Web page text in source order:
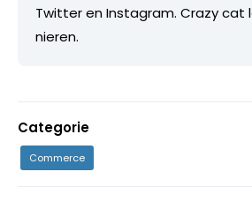
Twitter en Instagram. Crazy cat
nieren.
Categorie
Commerce